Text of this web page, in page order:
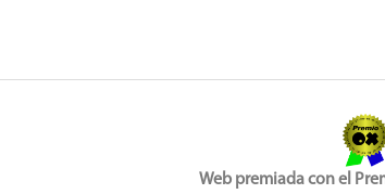
Web premiada con el